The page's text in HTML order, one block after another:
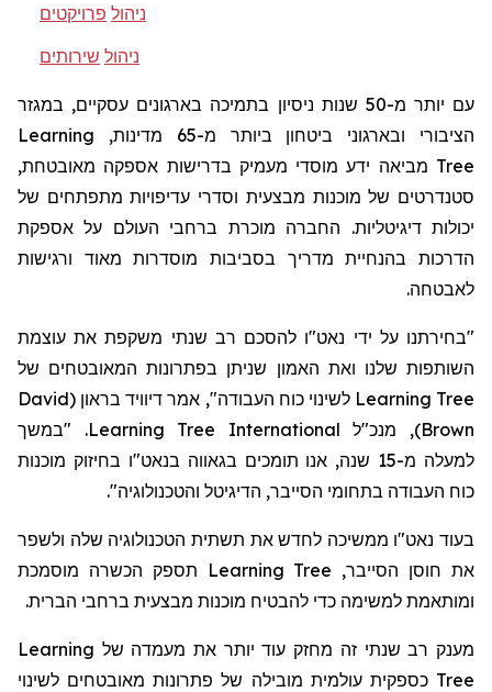
ניהול פרויקטים
ניהול שירותים
עם יותר מ-50 שנות ניסיון בתמיכה בארגונים עסקיים, במגזר
הציבורי ובארגוני ביטחון ביותר מ-65 מדינות,
Learning
Tree מביאה ידע מוסדי מעמיק בדרישות אספקה מאובטחת,
סטנדרטים של מוכנות מבצעית וסדרי עדיפויות מתפתחים של
יכולות דיגיטליות. החברה מוכרת ברחבי העולם על אספקת
הדרכות בהנחיית מדריך בסביבות מוסדרות מאוד ורגישות
לאבטחה.
"בחירתנו על ידי נאט"ו להסכם רב שנתי משקפת את עוצמת
השותפות שלנו ואת האמון שניתן בפתרונות המאובטחים של
Learning Tree לשינוי כוח העבודה", אמר דיוויד בראון (David
Brown), מנכ"ל Learning Tree International. "במשך
למעלה מ-15 שנה, אנו תומכים בגאווה בנאט"ו בחיזוק מוכנות
כוח העבודה בתחומי הסייבר, הדיגיטל והטכנולוגיה".
בעוד נאט"ו ממשיכה לחדש את תשתית הטכנולוגיה שלה ולשפר
את חוסן הסייבר, Learning Tree תספק הכשרה מוסמכת
ומותאמת למשימה כדי להבטיח מוכנות מבצעית ברחבי הברית.
מענק רב שנתי זה מחזק עוד יותר את מעמדה של Learning
Tree כספקית עולמית מובילה של פתרונות מאובטחים לשינוי